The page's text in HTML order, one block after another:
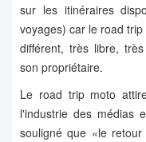
sur les itinéraires
voyages) car le road
différent, très libre,
son propriétaire.
Le road trip moto
l'industrie des médias
souligné que «le